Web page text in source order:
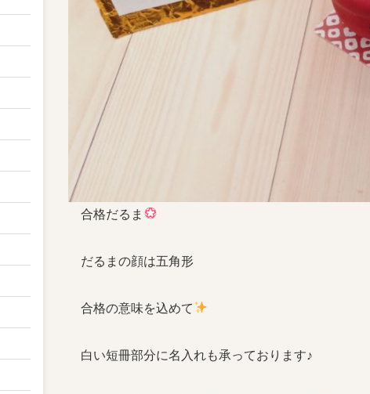
合格だるま
だるまの顔は五角形
合格の意味を込めて
白い短冊部分に名入れも承っております♪